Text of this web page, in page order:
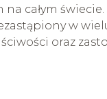
całym
w
oraz